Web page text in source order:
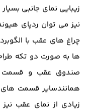
نیز می توان ردپای
چراغ های عقب با
ها به صورت دو تکه
صندوق عقب و قسمت
همانندسایر قسمت
زیادی از نمای عقب